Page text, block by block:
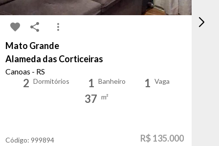
Mato Grande
Alameda das Corticeiras
Canoas - RS
2 Dormitórios 1 Banheiro 1 Vaga
37 m²
Código: 999894 R$ 135.000